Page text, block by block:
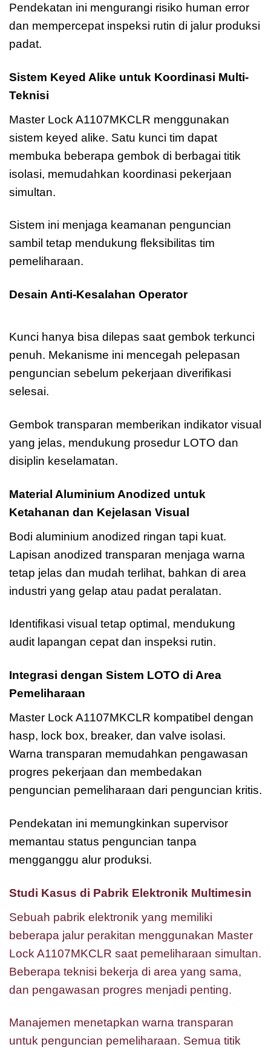
Pendekatan ini mengurangi risiko human error
dan mempercepat inspeksi rutin di jalur produksi
padat.
Sistem Keyed Alike untuk Koordinasi Multi-
Teknisi
Master Lock A1107MKCLR menggunakan
sistem keyed alike. Satu kunci tim dapat
membuka beberapa gembok di berbagai titik
isolasi, memudahkan koordinasi pekerjaan
simultan.
Sistem ini menjaga keamanan penguncian
sambil tetap mendukung fleksibilitas tim
pemeliharaan.
Desain Anti-Kesalahan Operator
Kunci hanya bisa dilepas saat gembok terkunci
penuh. Mekanisme ini mencegah pelepasan
penguncian sebelum pekerjaan diverifikasi
selesai.
Gembok transparan memberikan indikator visual
yang jelas, mendukung prosedur LOTO dan
disiplin keselamatan.
Material Aluminium Anodized untuk
Ketahanan dan Kejelasan Visual
Bodi aluminium anodized ringan tapi kuat.
Lapisan anodized transparan menjaga warna
tetap jelas dan mudah terlihat, bahkan di area
industri yang gelap atau padat peralatan.
Identifikasi visual tetap optimal, mendukung
audit lapangan cepat dan inspeksi rutin.
Integrasi dengan Sistem LOTO di Area
Pemeliharaan
Master Lock A1107MKCLR kompatibel dengan
hasp, lock box, breaker, dan valve isolasi.
Warna transparan memudahkan pengawasan
progres pekerjaan dan membedakan
penguncian pemeliharaan dari penguncian kritis.
Pendekatan ini memungkinkan supervisor
memantau status penguncian tanpa
mengganggu alur produksi.
Studi Kasus di Pabrik Elektronik Multimesin
Sebuah pabrik elektronik yang memiliki
beberapa jalur perakitan menggunakan Master
Lock A1107MKCLR saat pemeliharaan simultan.
Beberapa teknisi bekerja di area yang sama,
dan pengawasan progres menjadi penting.
Manajemen menetapkan warna transparan
untuk penguncian pemeliharaan. Semua titik